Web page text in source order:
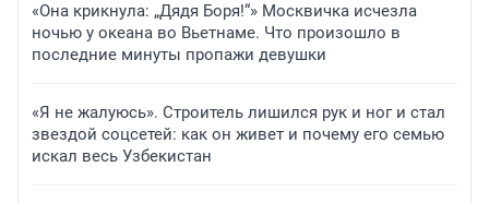
«Она крикнула: „Дядя Боря!“» Москвичка исчезла
ночью у океана во Вьетнаме. Что произошло в
последние минуты пропажи девушки
«Я не жалуюсь». Строитель лишился рук и ног и стал
звездой соцсетей: как он живет и почему его семью
искал весь Узбекистан